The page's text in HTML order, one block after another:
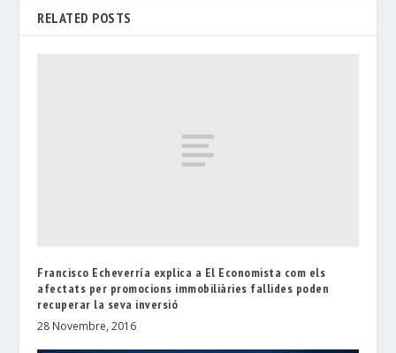
RELATED POSTS
Francisco Echeverría explica a El Economista com els
afectats per promocions immobiliàries fallides poden
recuperar la seva inversió
28 Novembre, 2016